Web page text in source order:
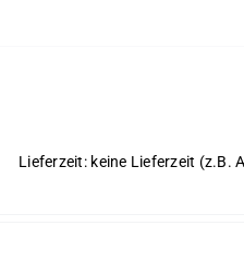
Lieferzeit: keine Lieferzeit (z.B.